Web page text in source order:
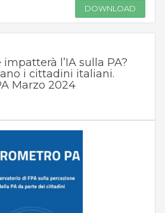
DOWNLOAD
l’IA sulla PA?
i cittadini italiani.
Marzo 2024